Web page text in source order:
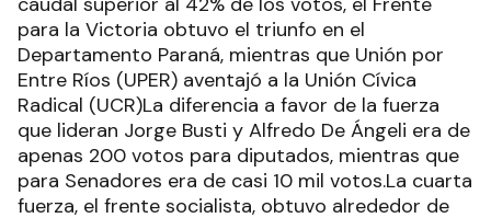
para la Victoria obtuvo el triunfo en el
Departamento Paraná, mientras que Unión por
Entre Ríos (UPER) aventajó a la Unión Cívica
Radical (UCR)La diferencia a favor de la fuerza
que lideran Jorge Busti y Alfredo De Ángeli era de
apenas 200 votos para diputados, mientras que
para Senadores era de casi 10 mil votos.La cuarta
fuerza, el frente socialista, obtuvo alrededor de